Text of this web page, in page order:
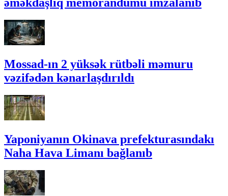
əməkdaşlıq memorandumu imzalanıb
Mossad-ın 2 yüksək rütbəli məmuru
vəzifədən kənarlaşdırıldı
Yaponiyanın Okinava prefekturasındakı
Naha Hava Limanı bağlanıb